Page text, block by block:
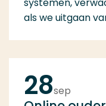
als we uitgaan
28sep